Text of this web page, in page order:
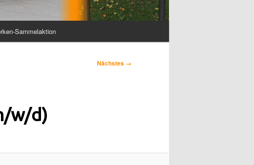
Sammelaktion
Nächstes →
w/d)